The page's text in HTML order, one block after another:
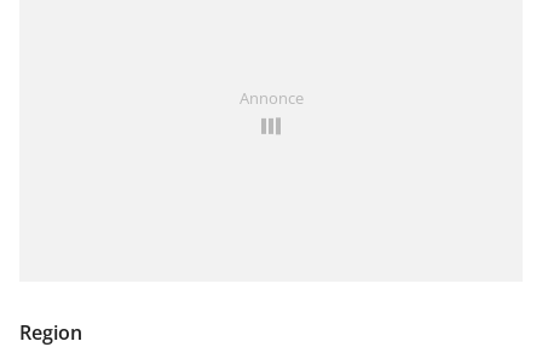
Annonce
Region